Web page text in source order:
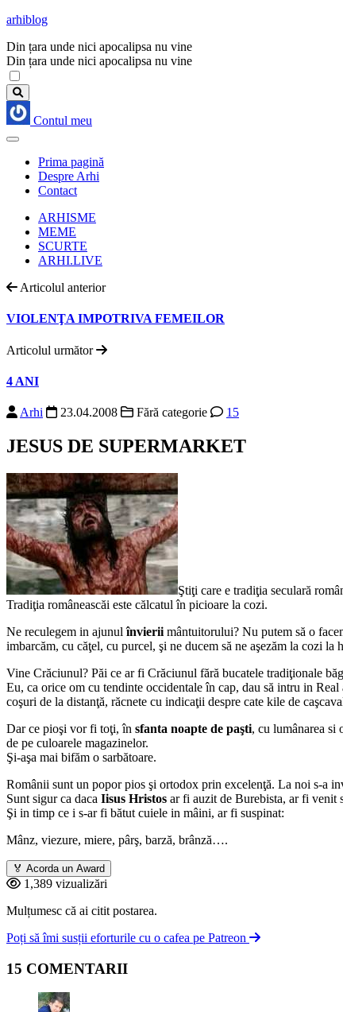
arhiblog
Din țara unde nici apocalipsa nu vine
Din țara unde nici apocalipsa nu vine
Contul meu
Prima pagină
Despre Arhi
Contact
ARHISME
MEME
SCURTE
ARHI.LIVE
Articolul anterior
VIOLENŢA IMPOTRIVA FEMEILOR
Articolul următor
4 ANI
Arhi 23.04.2008 Fără categorie 15
JESUS DE SUPERMARKET
Ştiţi care e tradiţia seculară
Tradiţia româneascăi este călcatul în picioare la cozi.
Ne reculegem in ajunulînvierii mântuitorului? Nu putem să o
imbarcăm, cu căţel, cu purcel, şi ne ducem să ne aşezăm la cozi la
Vine Crăciunul? Păi ce ar fi Crăciunul fără bucatele tradiţionale
Eu, ca orice om cu tendinte occidentale în cap, dau să intru in
coşuri de la distanţă, răcnete cu indicaţii despre cate kile de
Dar ce pioşi vor fi toţi, în sfanta noapte de paşti, cu lumânarea si
de pe culoarele magazinelor.
Şi-aşa mai bifăm o sarbătoare.
Românii sunt un popor pios şi ortodox prin excelenţă. La noi s-a
Sunt sigur ca daca Iisus Hristos ar fi auzit de Burebista, ar fi venit
Şi in timp ce i s-ar fi bătut cuiele in mâini, ar fi suspinat:
Mânz, viezure, miere, pârş, barză, brânză….
🏅 Acorda un Award
1,389 vizualizări
Mulțumesc că ai citit postarea.
Poți să îmi susții eforturile cu o cafea pe Patreon
15 COMENTARII